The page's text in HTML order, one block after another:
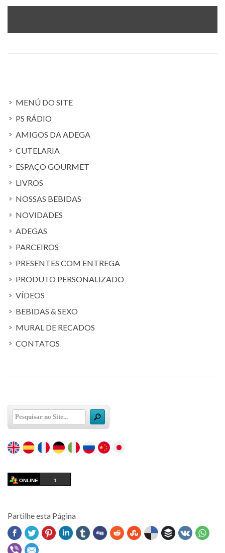
MENÚ DO SITE
PS RÁDIO
AMIGOS DA ADEGA
CUTELARIA
ESPAÇO GOURMET
LIVROS
NOSSAS BEBIDAS
NOVIDADES
ADEGAS
PARCEIROS
PRESENTES COM ENTREGA
PRODUTO PERSONALIZADO
VÍDEOS
BEBIDAS & SEXO
MURAL DE RECADOS
CONTATOS
ONLINE 1
Partilhe esta Página